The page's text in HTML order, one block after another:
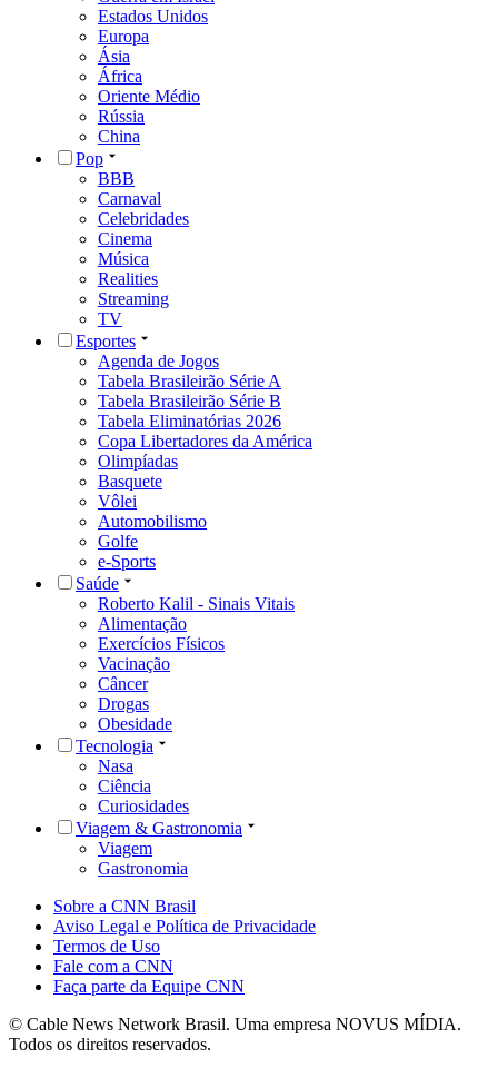
Estados Unidos
Europa
Ásia
África
Oriente Médio
Rússia
China
Pop
BBB
Carnaval
Celebridades
Cinema
Música
Realities
Streaming
TV
Esportes
Agenda de Jogos
Tabela Brasileirão Série A
Tabela Brasileirão Série B
Tabela Eliminatórias 2026
Copa Libertadores da América
Olimpíadas
Basquete
Vôlei
Automobilismo
Golfe
e-Sports
Saúde
Roberto Kalil - Sinais Vitais
Alimentação
Exercícios Físicos
Vacinação
Câncer
Drogas
Obesidade
Tecnologia
Nasa
Ciência
Curiosidades
Viagem & Gastronomia
Viagem
Gastronomia
Sobre a CNN Brasil
Aviso Legal e Política de Privacidade
Termos de Uso
Fale com a CNN
Faça parte da Equipe CNN
© Cable News Network Brasil. Uma empresa NOVUS MÍDIA.
Todos os direitos reservados.